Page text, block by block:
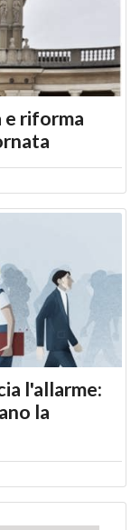
e riforma
l'allarme:
la